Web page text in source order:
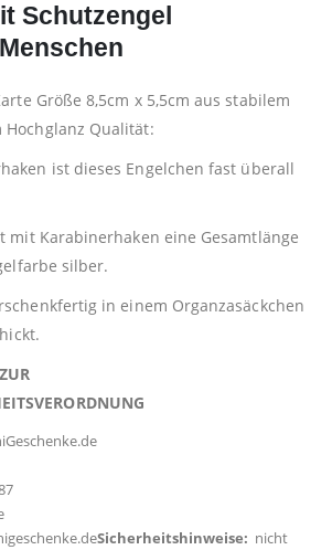
Schutzengel
Größe 8,5cm x 5,5cm aus stabilem
Qualität:
ist dieses Engelchen fast überall
mit Karabinerhaken eine Gesamtlänge
silber.
in einem Organzasäckchen
Sicherheitshinweise: nicht